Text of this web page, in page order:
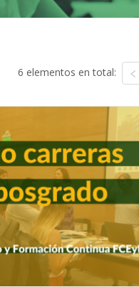
6 elementos en total: